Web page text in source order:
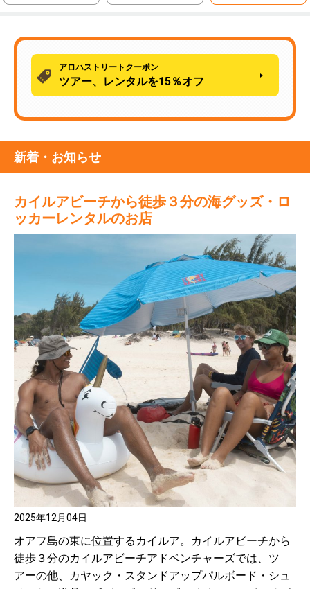
アロハストリートクーポン
ツアー、レンタルを15％オフ
新着・お知らせ
カイルアビーチから徒歩３分の海グッズ・ロ
ッカーレンタルのお店
2025年12月04日
オアフ島の東に位置するカイルア。カイルアビーチから
徒歩３分のカイルアビーチアドベンチャーズでは、ツ
アーの他、カヤック・スタンドアップパルボード・シュ